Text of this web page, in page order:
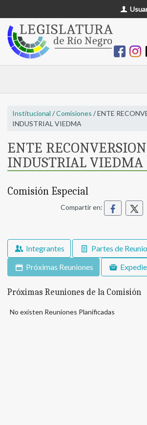
Institucional /Comisiones / ENTE
INDUSTRIAL VIEDMA
ENTE
INDUSTRIAL VIEDMA
Comisión Especial
Compartir en:
Integrantes
Partes de
Próximas Reuniones
Próximas Reuniones de la Comisión
No existen Reuniones Planificadas